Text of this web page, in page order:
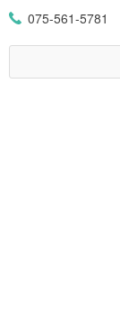
075-561-5781